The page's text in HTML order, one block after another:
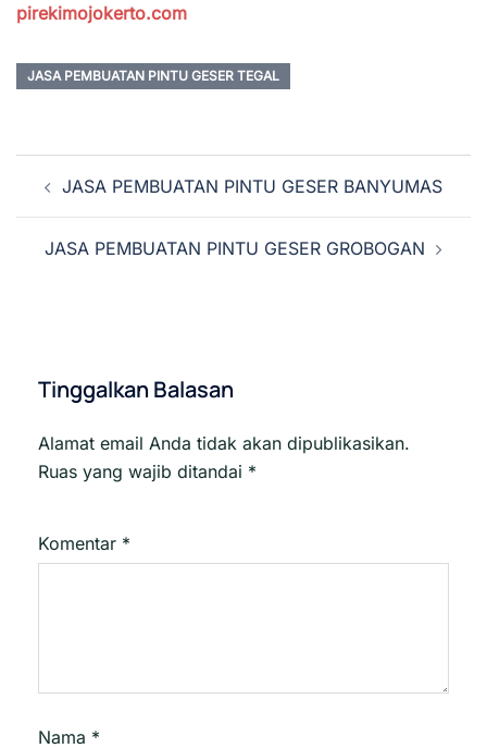
pirekimojokerto.com
JASA PEMBUATAN PINTU GESER TEGAL
Navigasi
Tulisan
JASA PEMBUATAN PINTU GESER BANYUMAS
JASA PEMBUATAN PINTU GESER GROBOGAN
Tinggalkan Balasan
Alamat email Anda tidak akan dipublikasikan.
Ruas yang wajib ditandai *
Komentar *
Nama *